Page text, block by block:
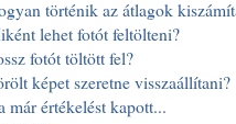
történik az átlagok
lehet fotót feltölteni?
fotót töltött fel?
képet szeretne visszaállítani?
már értékelést kapott...